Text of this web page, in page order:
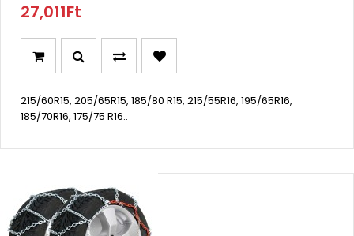
27,011Ft
215/60R15, 205/65R15, 185/80 R15, 215/55R16, 195/65R16,
185/70R16, 175/75 R16..